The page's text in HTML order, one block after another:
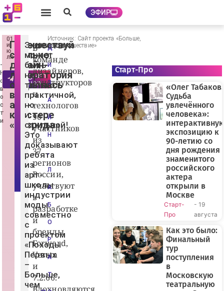
ЭФИР
01
и
ю
ля
-
Н
о
в
о
с
т
и
telegram
канал
Путешествуй
стильно:
дизайн-
лаборатория
открылась
в
арт-
кластере
«Таврида»
m
ry
at
yr
Экипировка
может
быть
не
только
практичной,
но
и
стильной!
Это
доказывают
ребята
из
арт-
школы
индустрии
моды
совместно
с
проектом
«Походы
Первых
–
Больше,
чем
В
команде
дизайнеров,
конструкторов
и
технологов
90
участников
из
37
регионов
России,
участвуют
в
разработке
и
бренды
Forward,
Versta
и
7.2.66.
Д
И
З
А
Й
Н
,
Л
А
Б
О
Р
А
Т
Источник: Сайт проекта «Больше,
чем путешествие»
Старт-Про
«Олег Табаков.
Судьба
увлечённого
человека»:
экспозицию к
90-летию со
дня рождения
знаменитого
российского
актера
открыли в
Москве
Старт-
Про
- 19
августа
Как это было:
Финальный
тур
поступления
в
Московскую
театральную